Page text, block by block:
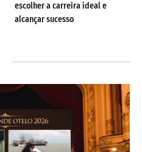
escolher a carreira ideal e
alcançar sucesso